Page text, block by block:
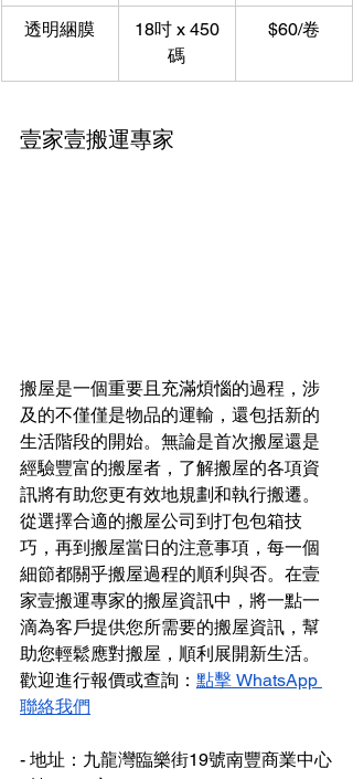
透明綑膜
18吋 x 450
碼
$60/卷
壹家壹搬運專家
搬屋是一個重要且充滿煩惱的過程，涉
及的不僅僅是物品的運輸，還包括新的
生活階段的開始。無論是首次搬屋還是
經驗豐富的搬屋者，了解搬屋的各項資
訊將有助您更有效地規劃和執行搬遷。
從選擇合適的搬屋公司到打包包箱技
巧，再到搬屋當日的注意事項，每一個
細節都關乎搬屋過程的順利與否。在壹
家壹搬運專家的搬屋資訊中，將一點一
滴為客戶提供您所需要的搬屋資訊，幫
助您輕鬆應對搬屋，順利展開新生活。
歡迎進行報價或查詢： 點擊 WhatsApp
聯絡我們
- 地址：九龍灣臨樂街19號南豐商業中心